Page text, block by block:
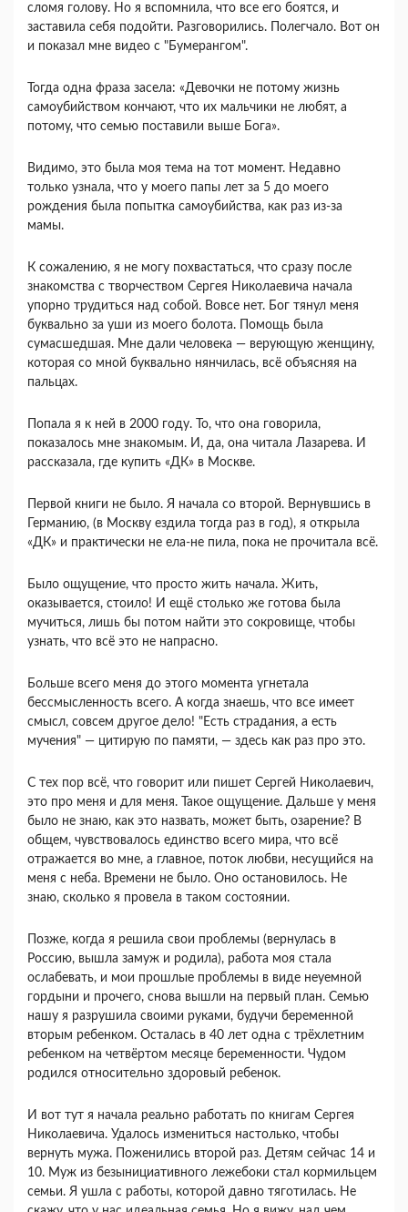
сломя голову. Но я вспомнила, что все его боятся, и
заставила себя подойти. Разговорились. Полегчало. Вот он
и показал мне видео с "Бумерангом".
Тогда одна фраза засела: «Девочки не потому жизнь
самоубийством кончают, что их мальчики не любят, а
потому, что семью поставили выше Бога».
Видимо, это была моя тема на тот момент. Недавно
только узнала, что у моего папы лет за 5 до моего
рождения была попытка самоубийства, как раз из-за
мамы.
К сожалению, я не могу похвастаться, что сразу после
знакомства с творчеством Сергея Николаевича начала
упорно трудиться над собой. Вовсе нет. Бог тянул меня
буквально за уши из моего болота. Помощь была
сумасшедшая. Мне дали человека — верующую женщину,
которая со мной буквально нянчилась, всё объясняя на
пальцах.
Попала я к ней в 2000 году. То, что она говорила,
показалось мне знакомым. И, да, она читала Лазарева. И
рассказала, где купить «ДК» в Москве.
Первой книги не было. Я начала со второй. Вернувшись в
Германию, (в Москву ездила тогда раз в год), я открыла
«ДК» и практически не ела-не пила, пока не прочитала всё.
Было ощущение, что просто жить начала. Жить,
оказывается, стоило! И ещё столько же готова была
мучиться, лишь бы потом найти это сокровище, чтобы
узнать, что всё это не напрасно.
Больше всего меня до этого момента угнетала
бессмысленность всего. А когда знаешь, что все имеет
смысл, совсем другое дело! "Есть страдания, а есть
мучения" — цитирую по памяти, — здесь как раз про это.
С тех пор всё, что говорит или пишет Сергей Николаевич,
это про меня и для меня. Такое ощущение. Дальше у меня
было не знаю, как это назвать, может быть, озарение? В
общем, чувствовалось единство всего мира, что всё
отражается во мне, а главное, поток любви, несущийся на
меня с неба. Времени не было. Оно остановилось. Не
знаю, сколько я провела в таком состоянии.
Позже, когда я решила свои проблемы (вернулась в
Россию, вышла замуж и родила), работа моя стала
ослабевать, и мои прошлые проблемы в виде неуемной
гордыни и прочего, снова вышли на первый план. Семью
нашу я разрушила своими руками, будучи беременной
вторым ребенком. Осталась в 40 лет одна с трёхлетним
ребенком на четвёртом месяце беременности. Чудом
родился относительно здоровый ребенок.
И вот тут я начала реально работать по книгам Сергея
Николаевича. Удалось измениться настолько, чтобы
вернуть мужа. Поженились второй раз. Детям сейчас 14 и
10. Муж из безынициативного лежебоки стал кормильцем
семьи. Я ушла с работы, которой давно тяготилась. Не